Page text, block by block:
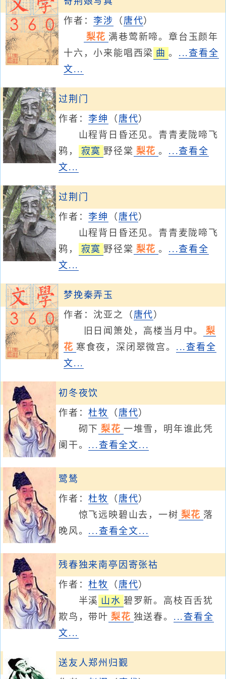
作者：李涉 （ 唐代）
梨花 满巷莺新啼。章台玉颜年
十六，小来能唱西梁 曲 。 ...查看全
文...
过荆门
作者：李绅 （ 唐代）
山程背日昏还见。青青麦陇啼飞
鸦，
寂寞 野径棠 梨花 。 ...查看全
文...
过荆门
作者：李绅 （ 唐代）
山程背日昏还见。青青麦陇啼飞
鸦，
寂寞 野径棠 梨花 。 ...查看全
文...
梦挽秦弄玉
作者： 沈亚之 （ 唐代 ）
旧日闻箫处，高楼当月中。
梨
花 寒食夜，深闭翠微宫。 ...查看全
文...
初冬夜饮
作者：杜牧 （ 唐代）
砌下 梨花 一堆雪，明年谁此凭
阑干。 ...查看全文...
鹭鸶
作者：杜牧 （ 唐代）
惊飞远映碧山去，一树 梨花 落
晚风。 ...查看全文...
残春独来南亭因寄张祜
作者：杜牧 （ 唐代）
半溪 山水 碧罗新。高枝百舌犹
欺鸟，带叶 梨花 独送春。 ...查看全
文...
送友人郑州归觐